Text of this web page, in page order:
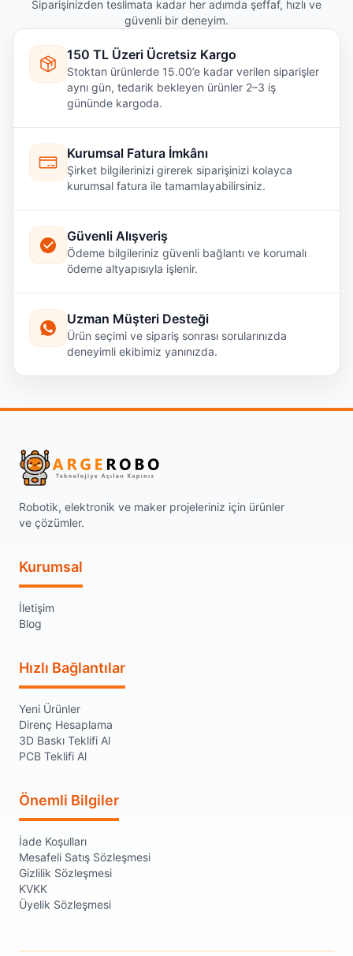
Siparişinizden teslimata kadar her adımda şeffaf, hızlı ve
güvenli bir deneyim.
150 TL Üzeri Ücretsiz Kargo
Stoktan ürünlerde 15.00’e kadar verilen siparişler
aynı gün, tedarik bekleyen ürünler 2–3 iş
gününde kargoda.
Kurumsal Fatura İmkânı
Şirket bilgilerinizi girerek siparişinizi kolayca
kurumsal fatura ile tamamlayabilirsiniz.
Güvenli Alışveriş
Ödeme bilgileriniz güvenli bağlantı ve korumalı
ödeme altyapısıyla işlenir.
Uzman Müşteri Desteği
Ürün seçimi ve sipariş sonrası sorularınızda
deneyimli ekibimiz yanınızda.
Robotik, elektronik ve maker projeleriniz için ürünler
ve çözümler.
Kurumsal
İletişim
Blog
Hızlı Bağlantılar
Yeni Ürünler
Direnç Hesaplama
3D Baskı Teklifi Al
PCB Teklifi Al
Önemli Bilgiler
İade Koşulları
Mesafeli Satış Sözleşmesi
Gizlilik Sözleşmesi
KVKK
Üyelik Sözleşmesi